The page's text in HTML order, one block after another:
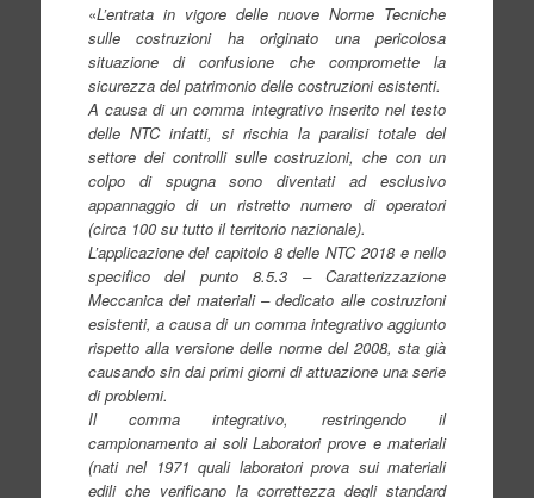
«L’entrata in vigore delle nuove Norme Tecniche
sulle costruzioni ha originato una pericolosa
situazione diconfusione che compromette la
sicurezza del patrimonio delle costruzioni esistenti.
A causa di un comma integrativo inserito nel testo
delle NTC infatti, si rischia la paralisi totale del
settore dei controlli sulle costruzioni, che con un
colpo di spugna sono diventati ad esclusivo
appannaggio di un ristretto numero di operatori
(circa 100 su tutto il territorio nazionale).
L’applicazione del capitolo 8 delle NTC 2018 e nello
specifico del punto 8.5.3 – Caratterizzazione
Meccanicadei materiali – dedicato alle costruzioni
esistenti, a causa di un comma integrativo aggiunto
rispetto alla versione delle norme del 2008, sta già
causando sin dai primi giorni di attuazione una serie
di problemi.
Il comma integrativo, restringendo il
campionamento ai soli Laboratori prove e materiali
(nati nel 1971 quali laboratori prova sui materiali
edili che verificano la correttezza degli standard